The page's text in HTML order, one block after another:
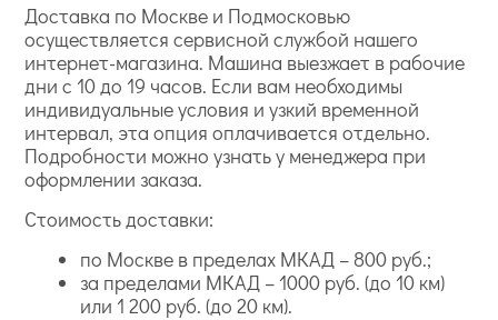
Доставка по Москве и Подмосковью
осуществляется сервисной службой нашего
интернет-магазина. Машина выезжает в рабочие
дни с 10 до 19 часов. Если вам необходимы
индивидуальные условия и узкий временной
интервал, эта опция оплачивается отдельно.
Подробности можно узнать у менеджера при
оформлении заказа.
Стоимость доставки:
по Москве в пределах МКАД – 800 руб.;
за пределами МКАД – 1000 руб. (до 10 км)
или 1 200 руб. (до 20 км).